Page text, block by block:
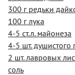
300 г редьки
100 г лука
4-5 ст.л. майонеза
4-5 шт.
2 шт. лавровых
соль